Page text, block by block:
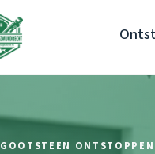
GOOTSTEEN